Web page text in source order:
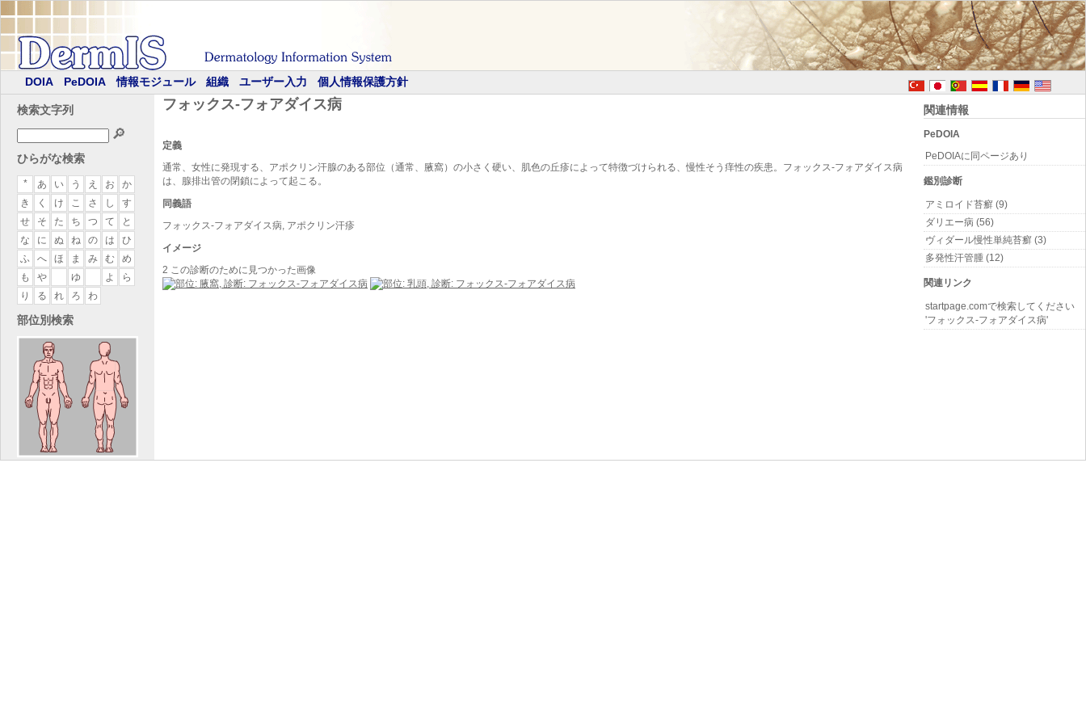
DOIA PeDOIA 情報モジュール 組織 ユーザー入力 個人情報保護方針
検索文字列
🔎
ひらがな検索
* あ い う え お
か
き
く け こ さ し
す
せ
そ た ち つ て
と
な
に ぬ ね の は
ひ
ふ
へ ほ ま み む
め
も
や ゆ よ
ら
り
る れ ろ わ
部位別検索
関連情報
PeDOIA
PeDOIAに同ページあり
鑑別診断
アミロイド苔癬 (9)
ダリエー病 (56)
ヴィダール慢性単純苔癬 (3)
多発性汗管腫 (12)
関連リンク
startpage.comで検索してください
'フォックス-フォアダイス病'
フォックス-フォアダイス病
定義
通常、女性に発現する、アポクリン汗腺のある部位（通常、腋窩）の小さく硬い、肌色の丘疹によって特徴づけられる、慢性そう痒性の疾患。フォックス-フォアダイス病
は、腺排出管の閉鎖によって起こる。
同義語
フォックス-フォアダイス病, アポクリン汗疹
イメージ
2 この診断のために見つかった画像